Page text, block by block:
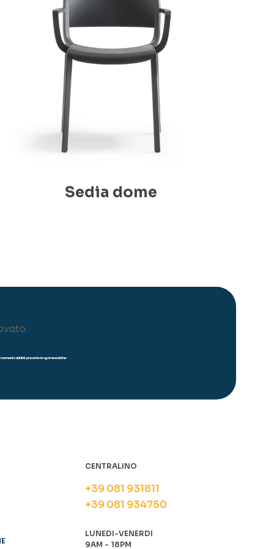
Sedia dome
dal link presente in ogni newsletter
CENTRALINO
+39 081 931811
+39 081 934750
LUNEDI-VENERDI
9AM - 18PM